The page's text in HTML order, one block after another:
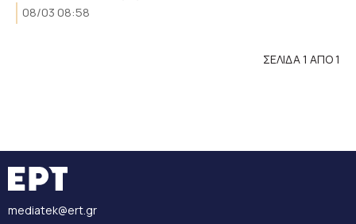
08/03 08:58
ΣΕΛΙΔΑ 1 ΑΠΟ 1
mediatek@ert.gr